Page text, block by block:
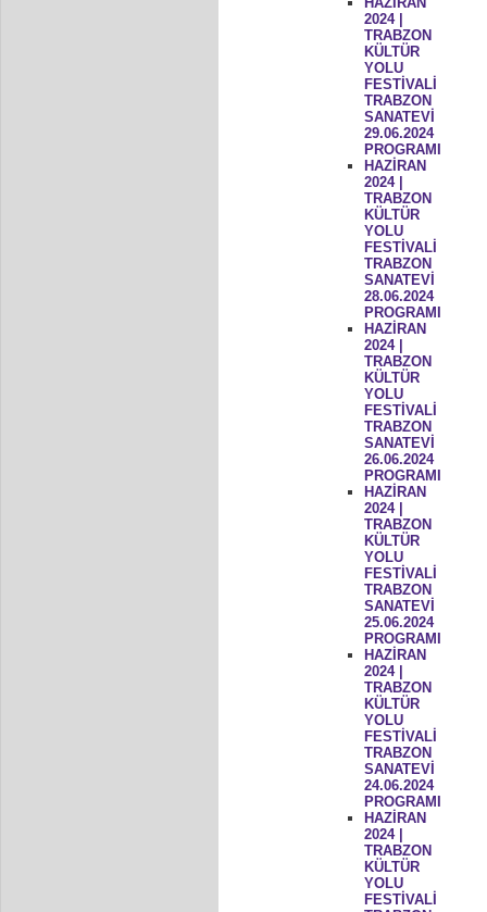
2024 |
TRABZON
KÜLTÜR
YOLU
FESTİVALİ
TRABZON
SANATEVİ
29.06.2024
PROGRAMI
HAZİRAN
2024 |
TRABZON
KÜLTÜR
YOLU
FESTİVALİ
TRABZON
SANATEVİ
28.06.2024
PROGRAMI
HAZİRAN
2024 |
TRABZON
KÜLTÜR
YOLU
FESTİVALİ
TRABZON
SANATEVİ
26.06.2024
PROGRAMI
HAZİRAN
2024 |
TRABZON
KÜLTÜR
YOLU
FESTİVALİ
TRABZON
SANATEVİ
25.06.2024
PROGRAMI
HAZİRAN
2024 |
TRABZON
KÜLTÜR
YOLU
FESTİVALİ
TRABZON
SANATEVİ
24.06.2024
PROGRAMI
HAZİRAN
2024 |
TRABZON
KÜLTÜR
YOLU
FESTİVALİ